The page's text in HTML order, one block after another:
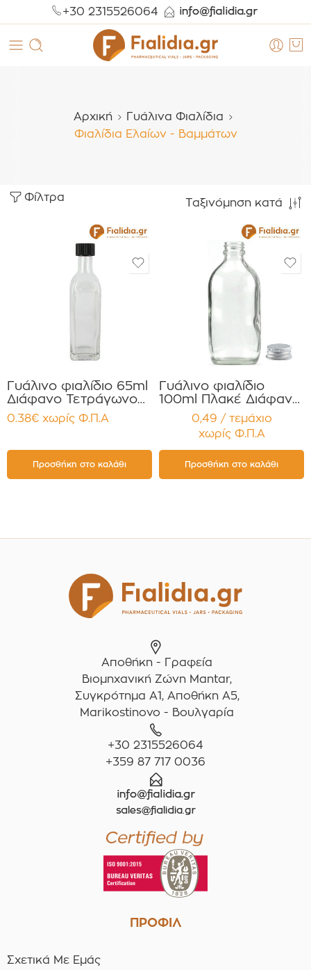
+30 2315526064
Αρχική
Γυάλινα Φιαλίδια
Φιαλίδια Ελαίων - Βαμμάτων
Φίλτρα Ταξινόμηση κατά
Γυάλινο φιαλίδιο 65ml
Διάφανο Τετράγωνο
MARASCA με Καπάκι
Στεγανό για Έλαια,
0.38€ χωρίς Φ.Π.Α
Προσθήκη στο καλάθι
Γυάλινο φιαλίδιο
100ml Πλακέ Διάφανο
σετ με Πώμα
Αλουμινίου για Έλαια ,
Σπαθόλαδο Βάμματα
Συσκευασία 12
τεμαχίων
0,49 / τεμάχιο
χωρίς Φ.Π.Α
Προσθήκη στο καλάθι
Αποθήκη - Γραφεία
Βιομηχανική Ζώνη Mantar,
Συγκρότημα A1, Αποθήκη Α5,
Marikostinovo - Βουλγαρία
+30 2315526064
+359 87 717 0036
ΠΡΟΦΙΛ
Σχετικά Με Εμάς